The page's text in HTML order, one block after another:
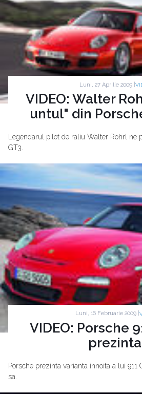
Luni, 27 Aprilie 2009 |
VIDEO: Walter
untul" din
Legendarul pilot de raliu Walter Rohrl ne
GT3.
Luni, 16 Februarie 2009 |
VIDEO: Porsche
prezinta
Porsche prezinta varianta innoita a lui 911
sa.